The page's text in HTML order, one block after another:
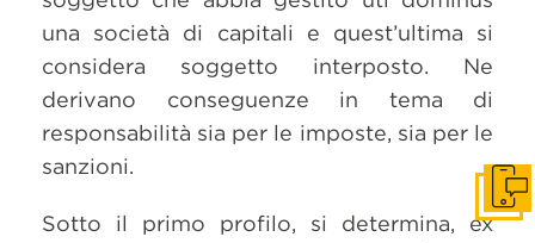
una società di capitali e quest’ultima si
considera soggetto interposto. Ne
derivano conseguenze in tema di
responsabilità sia per le imposte, sia per le
sanzioni.
Sotto il primo profilo, si determina, ex
Get